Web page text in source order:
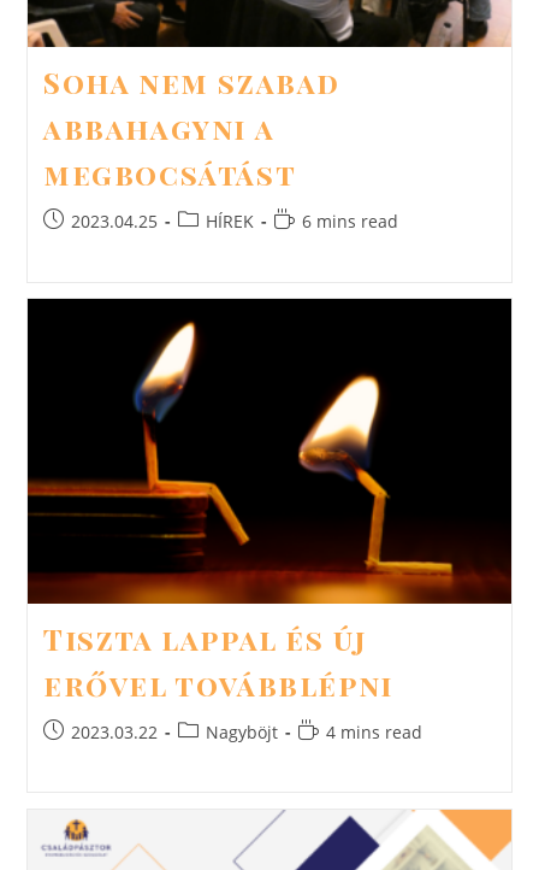
Soha nem szabad
abbahagyni a
megbocsátást
Post2023.04.25
PostHÍREK
Reading
6 mins read
Tiszta lappal és új
erővel továbblépni
Post2023.03.22
PostNagyböjt
Reading
4 mins read